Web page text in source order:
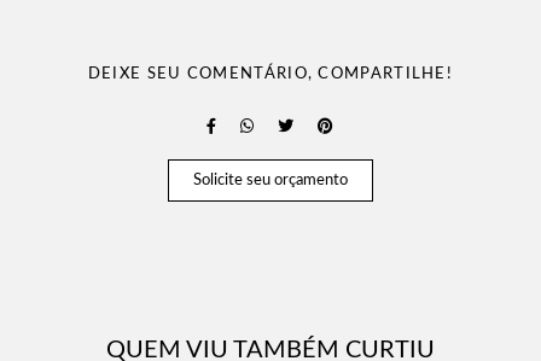
DEIXE SEU COMENTÁRIO, COMPARTILHE!
Solicite seu orçamento
QUEM VIU TAMBÉM CURTIU